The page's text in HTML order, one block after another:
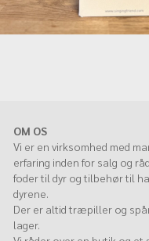
OM OS
Vi er en virksomhed med
erfaring inden for salg og
foder til dyr og tilbehør til
dyrene.
Der er altid træpiller og
lager.